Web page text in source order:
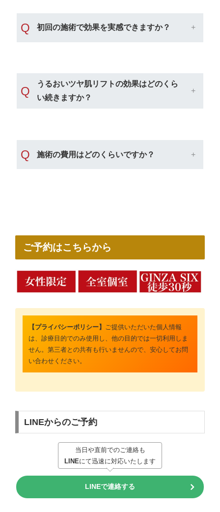
Q 初回の施術で効果を実感できますか？
Q
うるおいツヤ肌リフトの効果はどのくら
い続きますか？
Q 施術の費用はどのくらいですか？
ご予約はこちらから
【プライバシーポリシー】 ご提供いただいた個人情報
は、診療目的でのみ使用し、他の目的では一切利用しま
せん。第三者との共有も行いませんので、安心してお問
い合わせください。
LINEからのご予約
当日や直前でのご連絡も
LINEにて迅速に対応いたします
LINEで連絡する